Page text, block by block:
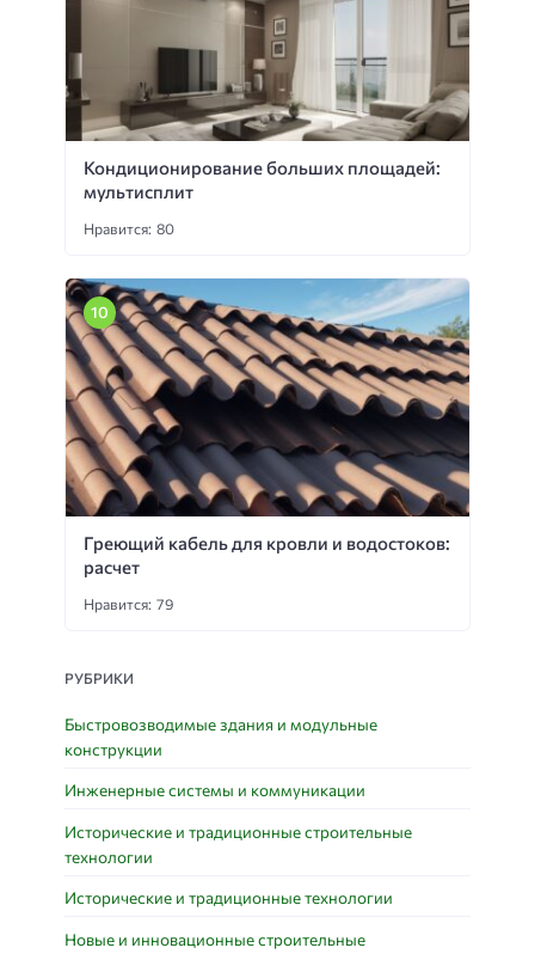
Кондиционирование больших площадей:
мультисплит
Нравится: 80
Греющий кабель для кровли и водостоков:
расчет
Нравится: 79
РУБРИКИ
Быстровозводимые здания и модульные
конструкции
Инженерные системы и коммуникации
Исторические и традиционные строительные
технологии
Исторические и традиционные технологии
Новые и инновационные строительные